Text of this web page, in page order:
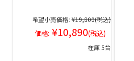
希望小売価格: ¥19,800(税込)
価格: ¥10,890(税込)
在庫 5台